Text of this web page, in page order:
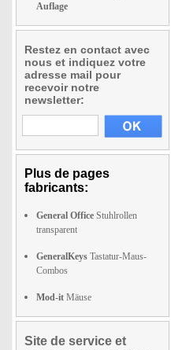
Auflage
Restez en contact avec
nous et indiquez votre
adresse mail pour
recevoir notre
newsletter:
Plus de pages
fabricants:
General Office Stuhlrollen
transparent
GeneralKeys Tastatur-Maus-
Combos
Mod-it Mäuse
Site de service et